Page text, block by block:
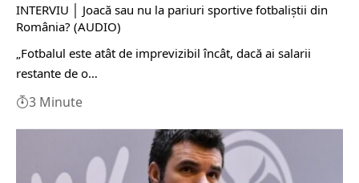
INTERVIU │ Joacă sau nu la pariuri sportive fotbaliștii din
România? (AUDIO)
„Fotbalul este atât de imprevizibil încât, dacă ai salarii
restante de o…
3 Minute